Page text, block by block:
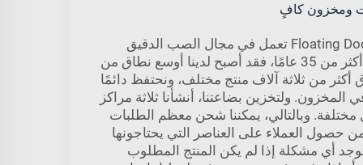
ومخزون كافٍ
وبما أن شركة Floating Dock Anchors تعمل في مجال الصب الدقيق
للفولاذ المقاوم للصدأ منذ أكثر من 35 عامًا، فقد أصبح لدينا أوسع نطاق من
من ثلاثة آلاف منتج مختلف، ونحتفظ دائمًا
المخزون. ولتخزين بضاعتنا، أنشأنا ثلاثة مراكز
وبالتالي، يمكننا شحن معظم الطلبات
حصول العملاء على العناصر التي يحتاجونها
أي مشكلة إذا لم يكن المنتج المطلوب